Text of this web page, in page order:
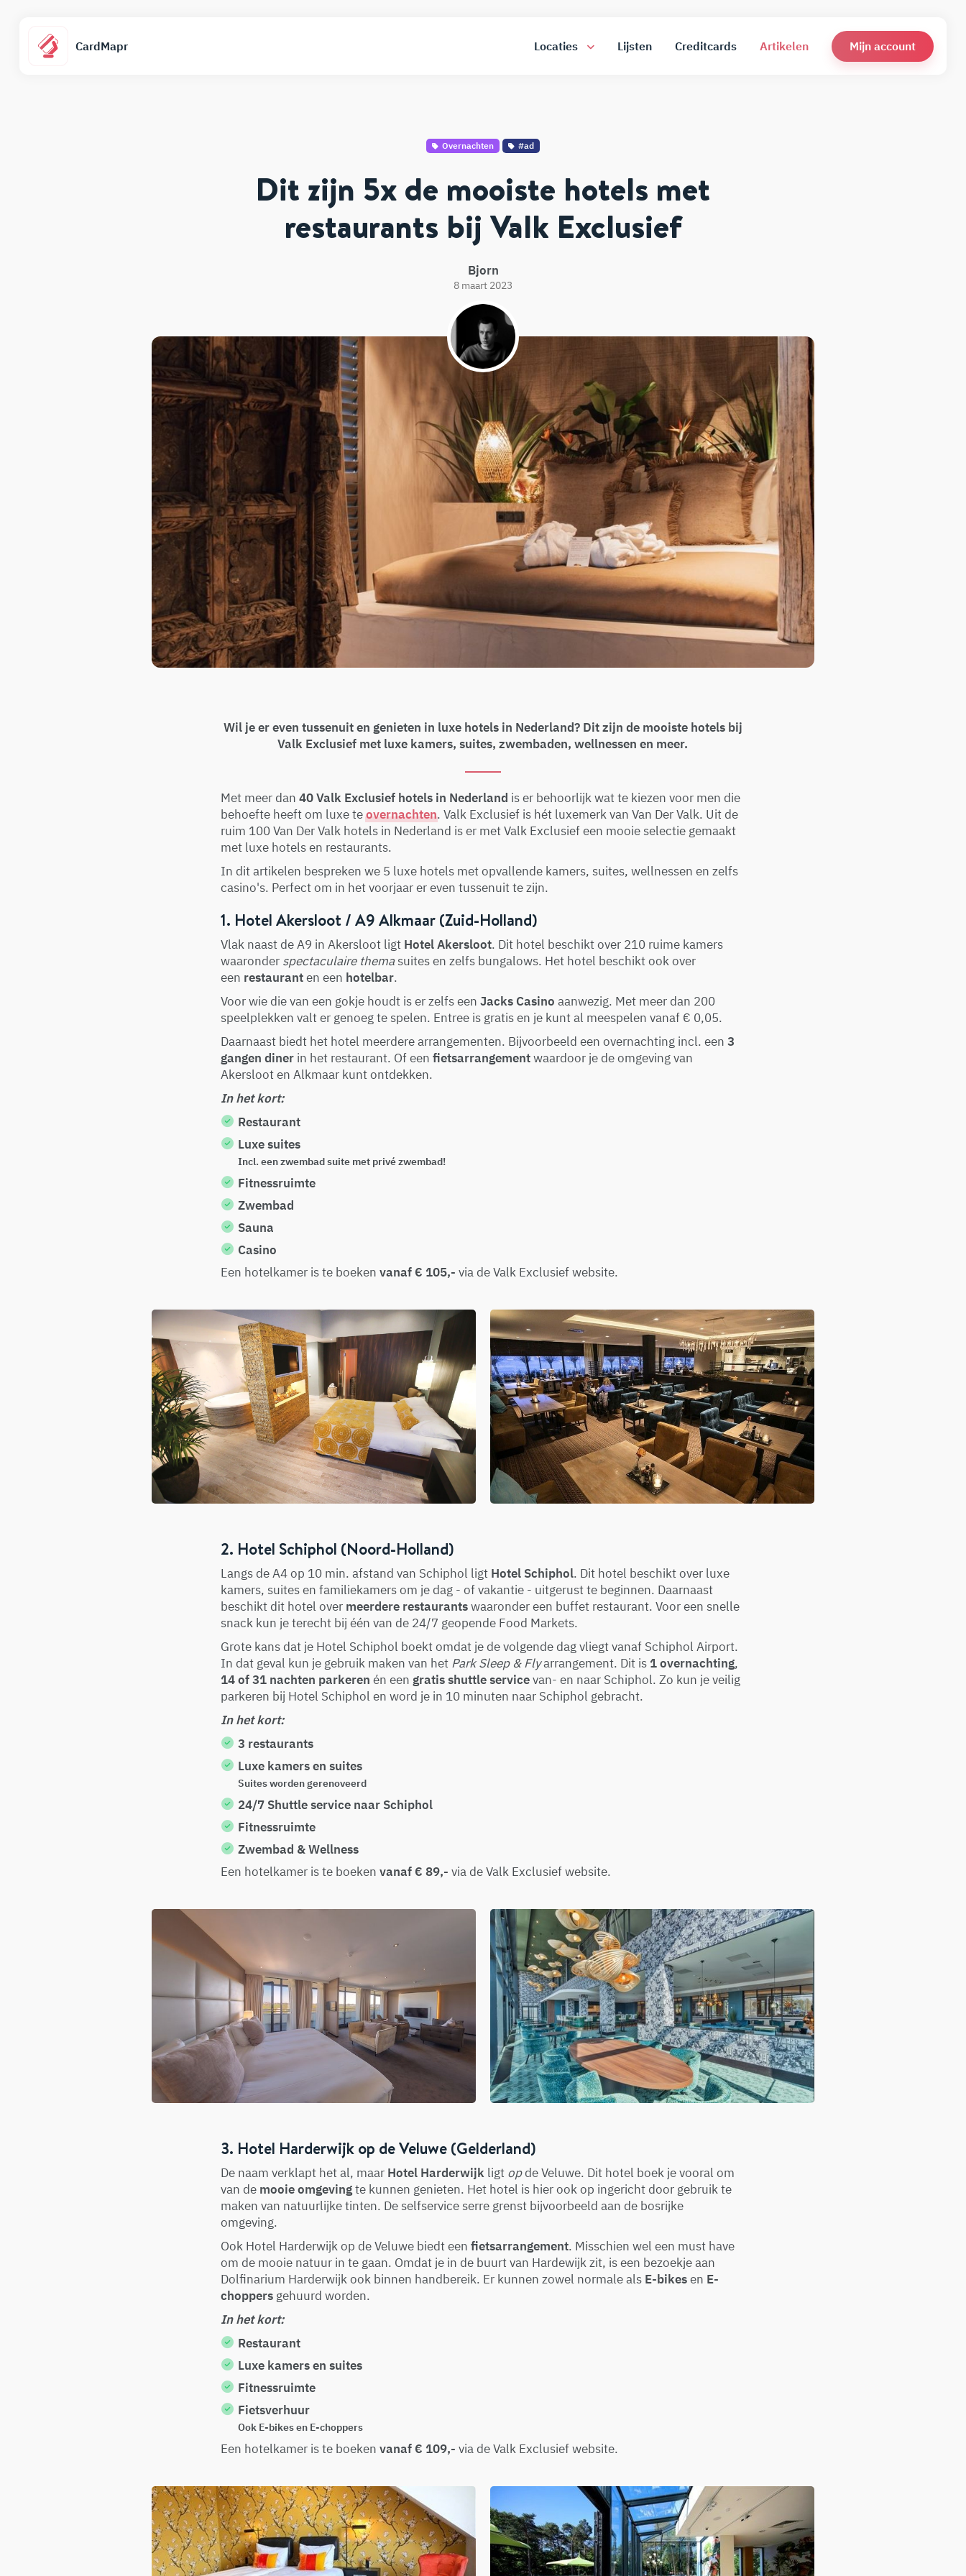
CardMapr Locaties Lijsten Creditcards Artikelen Mijn account
Overnachten #ad
Dit zijn 5x de mooiste hotels met
restaurants bij Valk Exclusief
Bjorn
8 maart 2023
Wil je er even tussenuit en genieten in luxe hotels in Nederland? Dit zijn de mooiste hotels bij
Valk Exclusief met luxe kamers, suites, zwembaden, wellnessen en meer.
Met meer dan 40 Valk Exclusief hotels in Nederland is er behoorlijk wat te kiezen voor men die
behoefte heeft om luxe teovernachten. Valk Exclusief is hét luxemerk van Van Der Valk. Uit de
ruim 100 Van Der Valk hotels in Nederland is er met Valk Exclusief een mooie selectie gemaakt
met luxe hotels en restaurants.
In dit artikelen bespreken we 5 luxe hotels met opvallende kamers, suites, wellnessen en zelfs
casino's. Perfect om in het voorjaar er even tussenuit te zijn.
1. Hotel Akersloot / A9 Alkmaar (Zuid-Holland)
Vlak naast de A9 in Akersloot ligt Hotel Akersloot. Dit hotel beschikt over 210 ruime kamers
waaronder spectaculaire themasuites en zelfs bungalows. Het hotel beschikt ook over
een restauranten een hotelbar.
Voor wie die van een gokje houdt is er zelfs een Jacks Casino aanwezig. Met meer dan 200
speelplekken valt er genoeg te spelen. Entree is gratis en je kunt al meespelen vanaf € 0,05.
Daarnaast biedt het hotel meerdere arrangementen. Bijvoorbeeld een overnachting incl. een 3
gangen dinerin het restaurant. Of een fietsarrangementwaardoor je de omgeving van
Akersloot en Alkmaar kunt ontdekken.
In het kort:
Restaurant
Luxe suites
Incl. een zwembad suite met privé zwembad!
Fitnessruimte
Zwembad
Sauna
Casino
Een hotelkamer is te boeken vanaf € 105,- via de Valk Exclusief website.
2. Hotel Schiphol (Noord-Holland)
Langs de A4 op 10 min. afstand van Schiphol ligt Hotel Schiphol. Dit hotel beschikt over luxe
kamers, suites en familiekamers om je dag - of vakantie - uitgerust te beginnen. Daarnaast
beschikt dit hotel over meerdere restaurantswaaronder een buffet restaurant. Voor een snelle
snack kun je terecht bij één van de 24/7 geopende Food Markets.
Grote kans dat je Hotel Schiphol boekt omdat je de volgende dag vliegt vanaf Schiphol Airport.
In dat geval kun je gebruik maken van het Park Sleep & Flyarrangement. Dit is 1 overnachting,
14 of 31 nachten parkeren én een gratis shuttle servicevan- en naar Schiphol. Zo kun je veilig
parkeren bij Hotel Schiphol en word je in 10 minuten naar Schiphol gebracht.
In het kort:
3 restaurants
Luxe kamers en suites
Suites worden gerenoveerd
24/7 Shuttle service naar Schiphol
Fitnessruimte
Zwembad & Wellness
Een hotelkamer is te boeken vanaf € 89,- via de Valk Exclusief website.
3. Hotel Harderwijk op de Veluwe (Gelderland)
De naam verklapt het al, maar Hotel Harderwijkligt opde Veluwe. Dit hotel boek je vooral om
van de mooie omgevingte kunnen genieten. Het hotel is hier ook op ingericht door gebruik te
maken van natuurlijke tinten. De selfservice serre grenst bijvoorbeeld aan de bosrijke
omgeving.
Ook Hotel Harderwijk op de Veluwe biedt een fietsarrangement. Misschien wel een must have
om de mooie natuur in te gaan. Omdat je in de buurt van Hardewijk zit, is een bezoekje aan
Dolfinarium Harderwijk ook binnen handbereik. Er kunnen zowel normale als E-bikesen E-
choppersgehuurd worden.
In het kort:
Restaurant
Luxe kamers en suites
Fitnessruimte
Fietsverhuur
Ook E-bikes en E-choppers
Een hotelkamer is te boeken vanaf € 109,- via de Valk Exclusief website.